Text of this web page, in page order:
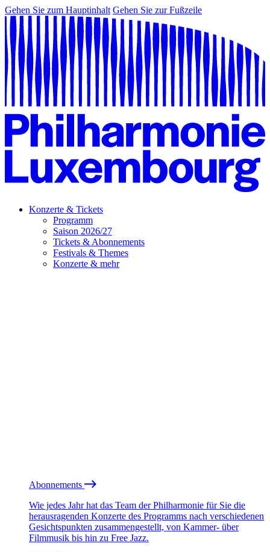
Gehen Sie zum Hauptinhalt Gehen Sie zur Fußzeile
Konzerte & Tickets
Programm
Saison 2026/27
Tickets & Abonnements
Festivals & Themes
Konzerte & mehr
Abonnements
Wie jedes Jahr hat das Team der Philharmonie für Sie die
herausragenden Konzerte des Programms nach verschiedenen
Gesichtspunkten zusammengestellt, von Kammer- über
Filmmusik bis hin zu Free Jazz.